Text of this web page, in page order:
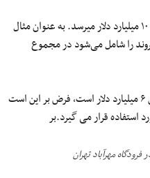
در مجموع ارزش این سفارش ها به چندین ۱۰ میلیارد دلار می‎رسد. به عنوان مثال
سفارش ایران ایر از بویینگ که ۸۰ فروند را شامل می‌شود در مجموع
معامله با خطوط هوایی ایران عصر به ارزش ۶ میلیارد دلار است، فرض بر این است
استفاده قرار می گیرد.بر